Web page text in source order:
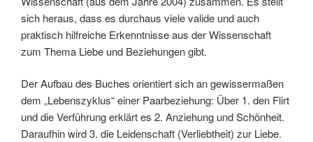
sich heraus, dass es durchaus viele valide und auch
praktisch hilfreiche Erkenntnisse aus der Wissenschaft
zum Thema Liebe und Beziehungen gibt.
Der Aufbau des Buches orientiert sich an gewissermaßen
dem „Lebenszyklus“ einer Paarbeziehung: Über 1. den Flirt
und die Verführung erklärt es 2. Anziehung und Schönheit.
Daraufhin wird 3. die Leidenschaft (Verliebtheit) zur Liebe.